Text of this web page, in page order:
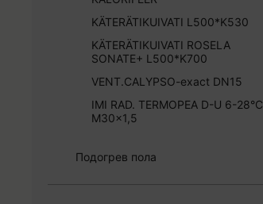
KÄTERÄTIKUIVATI L500*K530
KÄTERÄTIKUIVATI ROSELA
SONATE+ L500*K700
VENT.CALYPSO-exact DN15
IMI RAD. TERMOPEA D-U 6-28°C
M30x1,5
Подогрев пола